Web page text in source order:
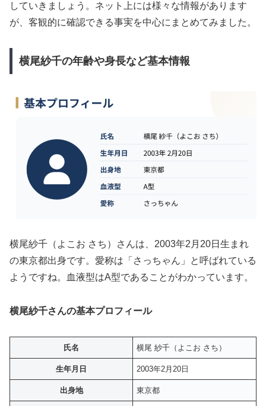
していきましょう。ネット上には様々な情報があります
が、客観的に確認できる事実を中心にまとめてみました。
横尾紗千の年齢や身長など基本情報
横尾紗千（よこお さち）さんは、2003年2月20日生まれ
の東京都出身です。愛称は「さっちゃん」と呼ばれている
ようですね。血液型はA型であることがわかっています。
横尾紗千さんの基本プロフィール
氏名 横尾 紗千（よこお さち）
生年月日 2003年2月20日
出身地 東京都